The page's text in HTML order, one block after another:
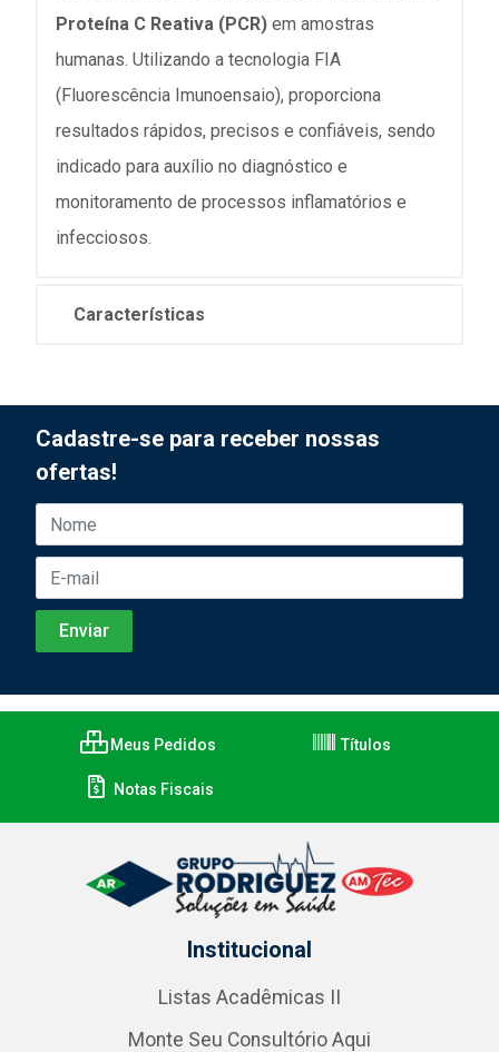
Proteína C Reativa (PCR) em amostras
humanas. Utilizando a tecnologia FIA
(Fluorescência Imunoensaio), proporciona
resultados rápidos, precisos e confiáveis, sendo
indicado para auxílio no diagnóstico e
monitoramento de processos inflamatórios e
infecciosos.
Características
Cadastre-se para receber nossas
ofertas!
Meus Pedidos Títulos
Notas Fiscais
Institucional
Listas Acadêmicas II
Monte Seu Consultório Aqui